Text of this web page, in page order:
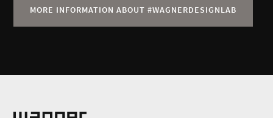
MORE INFORMATION ABOUT #WAGNERDESIGNLAB